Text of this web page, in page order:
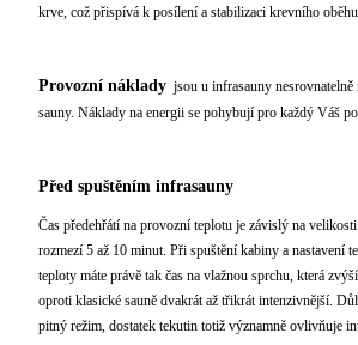
krve, což přispívá k posílení a stabilizaci krevního
Provozní náklady jsou u infrasauny
sauny. Náklady na energii se pohybují pro každý Váš
Před spuštěním infrasauny
Čas předehřátí na provozní teplotu je závislý na
rozmezí 5 až 10 minut. Při spuštění kabiny a nastavení
teploty máte právě tak čas na vlažnou sprchu, která
oproti klasické sauně dvakrát až třikrát intenzivnější.
pitný režim, dostatek tekutin totiž významně ovlivňuje